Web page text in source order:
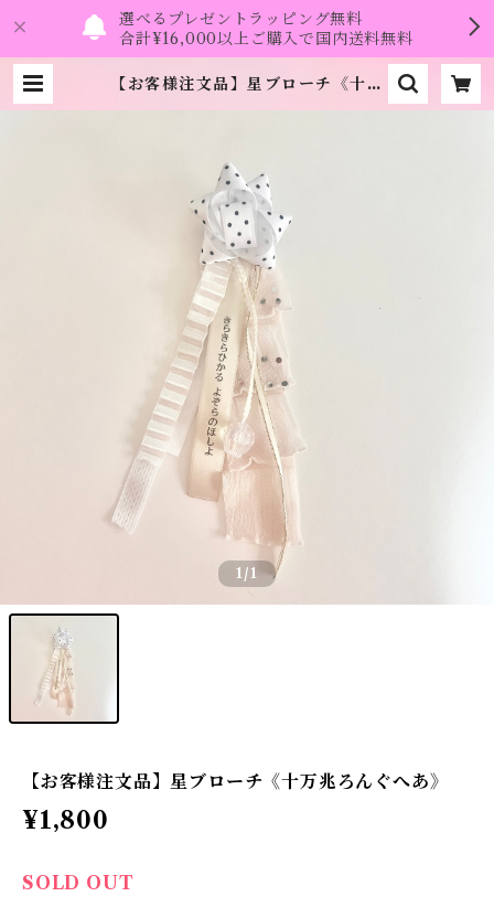
選べるプレゼントラッピング無料
合計¥16,000以上ご購入で国内送料無料
【お客様注文品】星ブローチ《十万
1 /1
【お客様注文品】星ブローチ《十万兆ろんぐへあ》
¥1,800
SOLD OUT